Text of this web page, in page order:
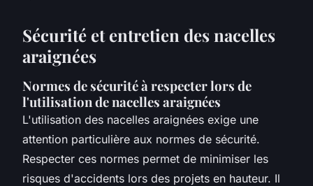
Sécurité et entretien des nacelles
araignées
Normes de sécurité à respecter lors de
l'utilisation de nacelles araignées
L'utilisation des nacelles araignées exige une
attention particulière aux normes de sécurité.
Respecter ces normes permet de minimiser les
risques d'accidents lors des projets en hauteur. Il